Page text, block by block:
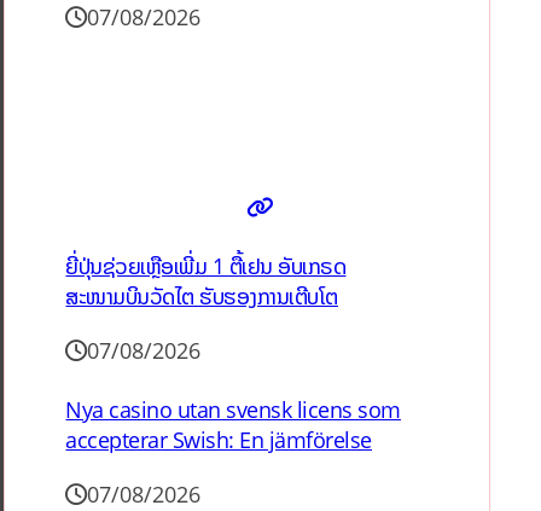
07/08/2026
ຍີ່ປຸ່ນຊ່ວຍເຫຼືອເພີ່ມ 1 ຕື້ເຢນ ອັບເກຣດ
ສະໜາມບິນວັດໄຕ ຮັບຮອງການເຕີບໂຕ
07/08/2026
Nya casino utan svensk licens som
accepterar Swish: En jämförelse
07/08/2026